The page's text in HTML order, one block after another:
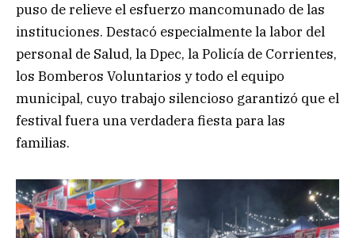
puso de relieve el esfuerzo mancomunado de las
instituciones. Destacó especialmente la labor del
personal de Salud, la Dpec, la Policía de Corrientes,
los Bomberos Voluntarios y todo el equipo
municipal, cuyo trabajo silencioso garantizó que el
festival fuera una verdadera fiesta para las
familias.